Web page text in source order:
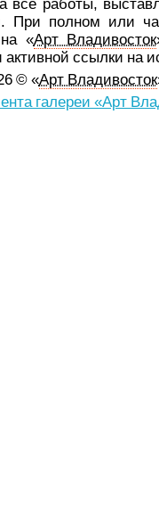
все работы,
При полном или
«Арт Владивосток
активной ссылки на
© «Арт Владивосток
галереи «Арт